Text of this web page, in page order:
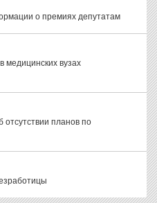
о премиях депутатам
медицинских вузах
отсутствии планов по